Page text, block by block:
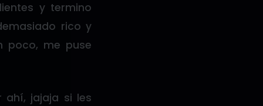
y termino
rico y
poco, me puse
ahí, jajaja si les